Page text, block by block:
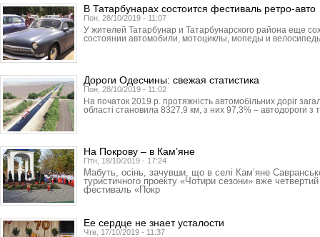
В Татарбунарах состоится фестиваль ретро-авто
Пон, 28/10/2019 - 11:07
У жителей Татар­бунар и Татарбу­нар­ского района еще
состоянии автомобили, мотоциклы, мопеды и
Дороги Одесчины: свежая статистика
Пон, 28/10/2019 - 11:02
На початок 2019 р. протяжність автомобільних доріг
області становила 8327,9 км, з них 97,3% – автодороги з
На Покрову – в Кам’яне
Птн, 18/10/2019 - 17:24
Мабуть, осінь, зачувши, що в селі Кам’яне
туристичного проекту «Чотири сезони» вже
фестиваль «Покр
Ее сердце не знает усталости
Чтв, 17/10/2019 - 11:37